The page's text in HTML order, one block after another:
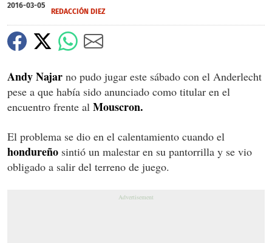
2016-03-05
REDACCIÓN DIEZ
Andy Najar no pudo jugar este sábado con el Anderlecht
pese a que había sido anunciado como titular en el
encuentro frente al Mouscron.
El problema se dio en el calentamiento cuando el
hondureño sintió un malestar en su pantorrilla y se vio
obligado a salir del terreno de juego.